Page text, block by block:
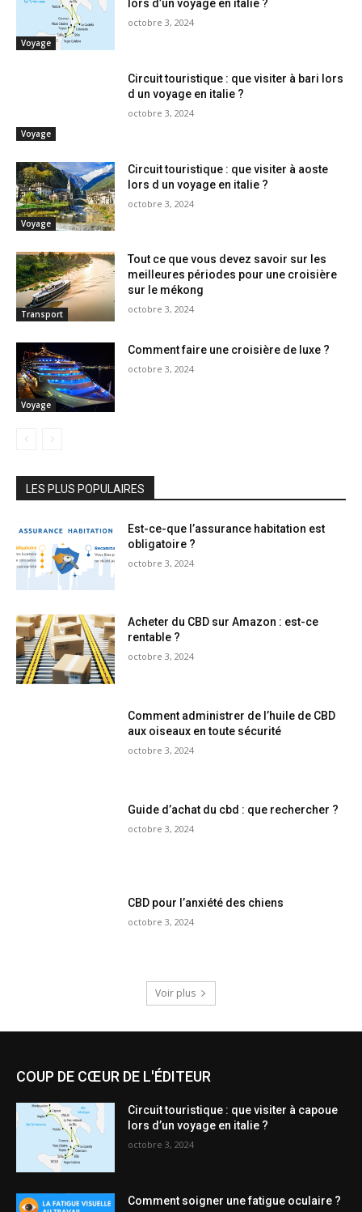
Voyage
lors d’un voyage en italie ?
octobre 3, 2024
Voyage
Circuit touristique : que visiter à bari lors
d un voyage en italie ?
octobre 3, 2024
Voyage
Circuit touristique : que visiter à aoste
lors d un voyage en italie ?
octobre 3, 2024
Transport
Tout ce que vous devez savoir sur les
meilleures périodes pour une croisière
sur le mékong
octobre 3, 2024
Voyage
Comment faire une croisière de luxe ?
octobre 3, 2024
LES PLUS POPULAIRES
Est-ce-que l’assurance habitation est
obligatoire ?
octobre 3, 2024
Acheter du CBD sur Amazon : est-ce
rentable ?
octobre 3, 2024
Comment administrer de l’huile de CBD
aux oiseaux en toute sécurité
octobre 3, 2024
Guide d’achat du cbd : que rechercher ?
octobre 3, 2024
CBD pour l’anxiété des chiens
octobre 3, 2024
Voir plus
COUP DE CŒUR DE L'ÉDITEUR
Circuit touristique : que visiter à capoue
lors d’un voyage en italie ?
octobre 3, 2024
Comment soigner une fatigue oculaire ?